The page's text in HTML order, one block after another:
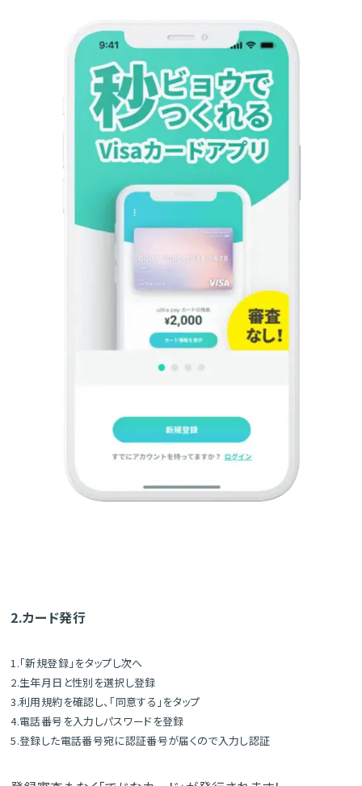
2.カード発行
1.「新規登録」をタップし次へ
2.生年月日と性別を選択し登録
3.利用規約を確認し、「同意する」をタップ
4.電話番号を入力しパスワードを登録
5.登録した電話番号宛に認証番号が届くので入力し認証